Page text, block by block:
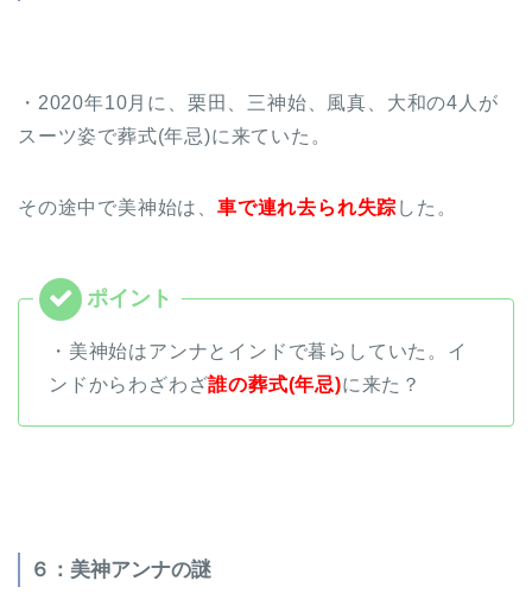
・2020年10月に、栗田、三神始、風真、大和の4人が
スーツ姿で葬式(年忌)に来ていた。
その途中で美神始は、 車で連れ去られ失踪 した。
・美神始はアンナとインドで暮らしていた。イ
ンドからわざわざ誰の葬式(年忌)に来た？
６：美神アンナの謎